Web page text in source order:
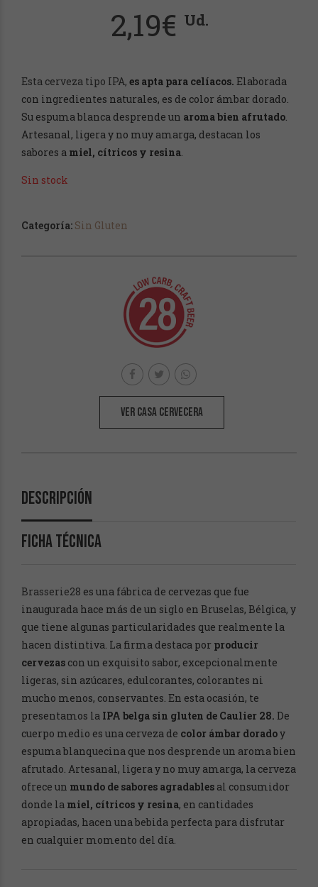
2,19€ Ud.
Esta cerveza tipo IPA, es apta para celíacos. Elaborada
con ingredientes naturales, es de color ámbar dorado.
Su espuma blanca desprende un aroma bien afrutado.
Artesanal, ligera y no muy amarga, destacan los
sabores a miel, cítricos y resina.
Sin stock
Categoría: Sin Gluten
VER CASA CERVECERA
Descripción
FICHA TÉCNICA
Brasserie28 es una fábrica de cervezas que fue
inaugurada hace más de un siglo en Bruselas, Bélgica, y
que tiene algunas particularidades que realmente la
hacen distintiva. La firma destaca por producir
cervezas con un exquisito sabor, excepcionalmente
ligeras, sin azúcares, edulcorantes, colorantes ni
mucho menos, conservantes. En esta ocasión, te
presentamos la IPA belga sin gluten de Caulier 28. De
cuerpo medio es una cerveza de color ámbar doradoy
espuma blanquecina que nos desprende un aroma bien
afrutado. Artesanal, ligera y no muy amarga, la cerveza
ofrece un mundo de sabores agradables al consumidor
donde la miel, cítricos y resina, en cantidades
apropiadas, hacen una bebida perfecta para disfrutar
en cualquier momento del día.